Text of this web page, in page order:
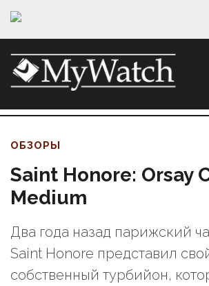
ОБЗОРЫ
Saint Honore: Orsay
Medium
Два года назад парижский
Saint Honore представил
собственный турбийон,